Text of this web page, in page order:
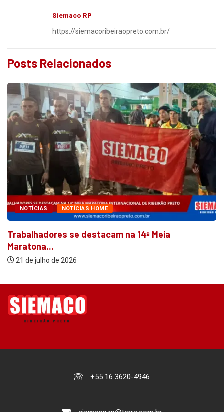
Siemaco RP
https://siemacoribeiraopreto.com.br/
Posts Relacionados
NOTÍCIAS NOTÍCIAS HOME
Trabalhadores se destacam na 14ª Meia
Maratona...
21 de julho de 2026
+55 16 3620-4946